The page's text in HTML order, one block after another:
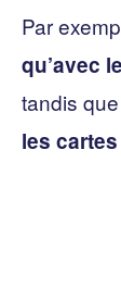
Par
qu’avec
tandis
les